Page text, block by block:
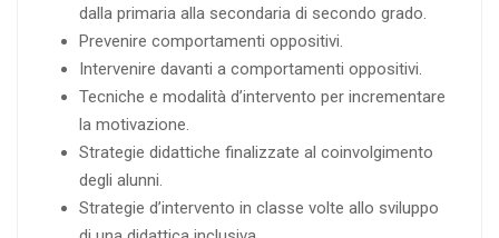
dalla primaria alla secondaria di secondo grado.
Prevenire comportamenti oppositivi.
Intervenire davanti a comportamenti oppositivi.
Tecniche e modalità d’intervento per incrementare
la motivazione.
Strategie didattiche finalizzate al coinvolgimento
degli alunni.
Strategie d’intervento in classe volte allo sviluppo